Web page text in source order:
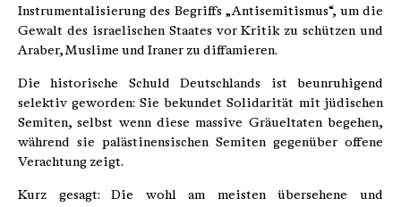
Instrumentalisierung des Begriffs „Antisemitismus“, um die
Gewalt des israelischen Staates vor Kritik zu schützen und
Araber, Muslime und Iraner zu diffamieren.
Die historische Schuld Deutschlands ist beunruhigend
selektiv geworden: Sie bekundet Solidarität mit jüdischen
Semiten, selbst wenn diese massive Gräueltaten begehen,
während sie palästinensischen Semiten gegenüber offene
Verachtung zeigt.
Kurz gesagt: Die wohl am meisten übersehene und